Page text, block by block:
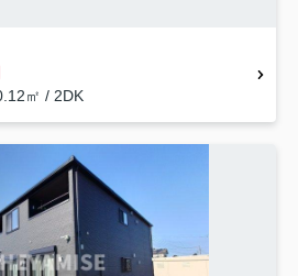
㎡ / 2DK